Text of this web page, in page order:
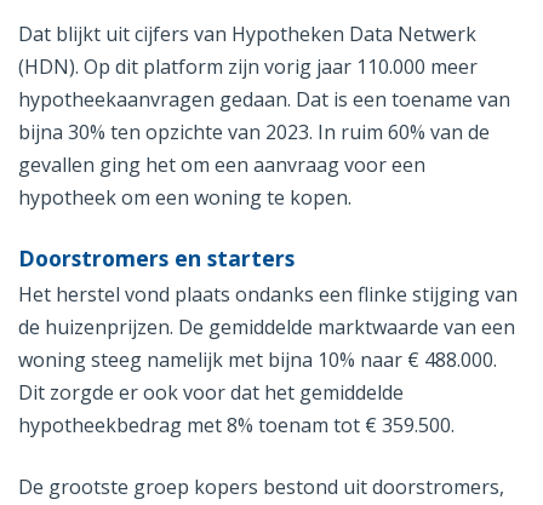
Dat blijkt uit cijfers van Hypotheken Data Netwerk
(HDN). Op dit platform zijn vorig jaar 110.000 meer
hypotheekaanvragen gedaan. Dat is een toename van
bijna 30% ten opzichte van 2023. In ruim 60% van de
gevallen ging het om een aanvraag voor een
hypotheek om een woning te kopen.
Doorstromers en starters
Het herstel vond plaats ondanks een flinke stijging van
de huizenprijzen. De gemiddelde marktwaarde van een
woning steeg namelijk met bijna 10% naar € 488.000.
Dit zorgde er ook voor dat het gemiddelde
hypotheekbedrag met 8% toenam tot € 359.500.
De grootste groep kopers bestond uit doorstromers,